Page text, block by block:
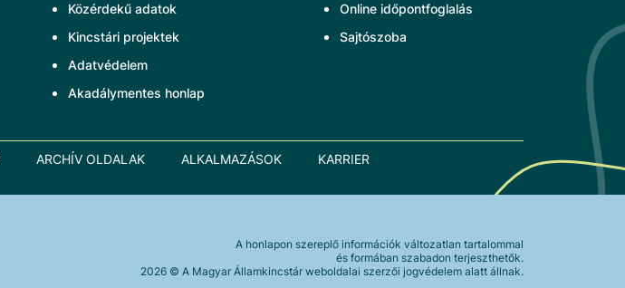
Közérdekű adatok
Kincstári projektek
Adatvédelem
Akadálymentes honlap
Online időpontfoglalás
Sajtószoba
ARCHÍV OLDALAK ALKALMAZÁSOK KARRIER
A honlapon szereplő információk változatlan tartalommal
és formában szabadon terjeszthetők.
2026 © A Magyar Államkincstár weboldalai szerzői jogvédelem alatt állnak.